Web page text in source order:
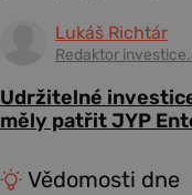
Lukáš Richtár
Redaktor
Udržitelné
měly patřit JYP
Vědomosti dne